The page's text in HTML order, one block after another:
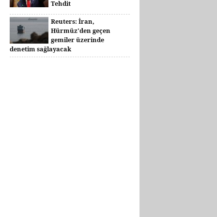
Tehdit
Reuters: İran,
Hürmüz'den geçen
gemiler üzerinde
denetim sağlayacak